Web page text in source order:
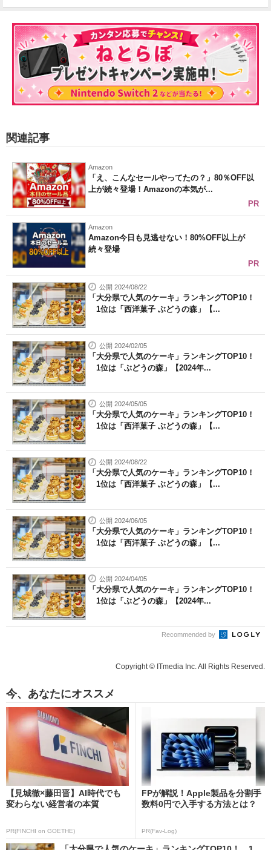
関連記事
Amazon
「え、こんなセールやってたの？」80％OFF以
上が続々登場！Amazonの本気が...
PR
Amazon
Amazon今日も見逃せない！80%OFF以上が
続々登場
PR
公開 2024/08/22
「大分県で人気のケーキ」ランキングTOP10！
1位は「西洋菓子 ぶどうの森」【...
公開 2024/02/05
「大分県で人気のケーキ」ランキングTOP10！
1位は「ぶどうの森」【2024年...
公開 2024/05/05
「大分県で人気のケーキ」ランキングTOP10！
1位は「西洋菓子 ぶどうの森」【...
公開 2024/08/22
「大分県で人気のケーキ」ランキングTOP10！
1位は「西洋菓子 ぶどうの森」【...
公開 2024/06/05
「大分県で人気のケーキ」ランキングTOP10！
1位は「西洋菓子 ぶどうの森」【...
公開 2024/04/05
「大分県で人気のケーキ」ランキングTOP10！
1位は「ぶどうの森」【2024年...
Recommended by
Copyright © ITmedia Inc. All Rights Reserved.
今、あなたにオススメ
【見城徹×藤田晋】AI時代でも
変わらない経営者の本質
PR(FINCHI on GOETHE)
FPが解説！Apple製品を分割手
数料0円で入手する方法とは？
PR(Fav-Log)